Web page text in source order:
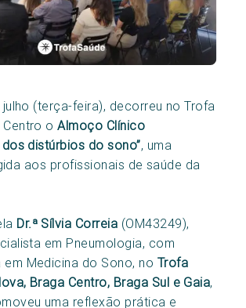
(terça-feira), decorreu no Trofa
Centro oAlmoço Clínico
distúrbios do sono”, uma
aos profissionais de saúde da
Dr.ª Sílvia Correia (OM43249),
em Pneumologia, com
Medicina do Sono, no Trofa
Braga Centro, Braga Sul e Gaia,
uma reflexão prática e